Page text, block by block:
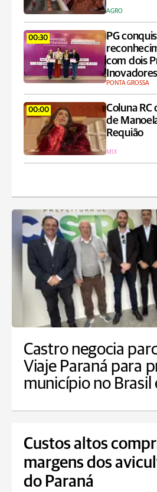
AGRO
00:30
PG
com dois
PONTA GROSSA
00:00
Coluna RC
de
Requião
MIX
Castro negocia
Viaje Paraná para
município no Brasil
Custos altos
margens dos
do Paraná